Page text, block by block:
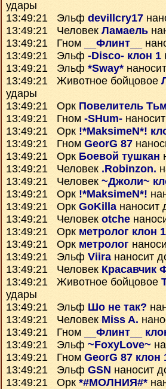
удары
13:49:21 Эльф devillcry17
13:49:21 Человек Ламаель
13:49:21 Гном
__Флинт__
13:49:21 Эльф -Disco- клон 1
13:49:21 Эльф *Sway*
13:49:21 Животное бойцовое
удары
13:49:21 Орк Повелитель
13:49:21 Гном -SHum-
13:49:21 Орк !*MaksimeN*!
13:49:21 Гном GeorG 87
13:49:21 Орк Боевой тушкан
13:49:21 Человек .Robinzon.
13:49:21 Человек ~Джоли~
13:49:21 Орк !*MaksimeN*!
13:49:21 Орк GoKillaнаносит
13:49:21 Человек otche
13:49:21 Орк метролог клон 1
13:49:21 Орк метролог
13:49:21 Эльф Viiraнаносит
13:49:21 Человек Красавчик
13:49:21 Животное бойцовое
удары
13:49:21 Эльф Шо не так?
13:49:21 Человек Miss A.
13:49:21 Гном
__Флинт__
13:49:21 Эльф ~FoxyLove~
13:49:21 Гном GeorG 87 клон
13:49:21 Эльф GSN наносит
13:49:21 Орк *#МОЛНИЯ#*